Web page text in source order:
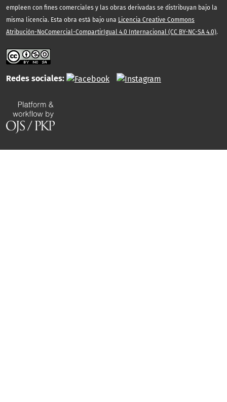
empleen con fines comerciales y las obras derivadas se distribuyan bajo la
misma licencia. Esta obra está bajo una Licencia Creative Commons
Atribución-NoComercial-CompartirIgual 4.0 Internacional (CC BY-NC-SA 4.0).
Redes sociales: